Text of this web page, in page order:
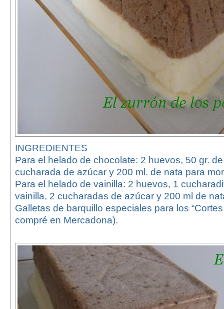
INGREDIENTES
Para el helado de chocolate: 2 huevos, 50 gr.
cucharada de azúcar y 200 ml. de nata para
Para el helado de vainilla: 2 huevos, 1
vainilla, 2 cucharadas de azúcar y 200 ml de
Galletas de barquillo especiales para los
compré en Mercadona).